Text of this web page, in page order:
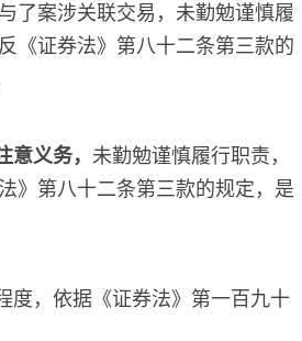
了案涉关联交易，未勤勉谨慎履
《证券法》第八十二条第三款的
义务， 未勤勉谨慎履行职责，
》第八十二条第三款的规定，是
，依据《证券法》第一百九十